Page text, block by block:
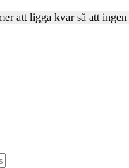
att ligga kvar så att ingen